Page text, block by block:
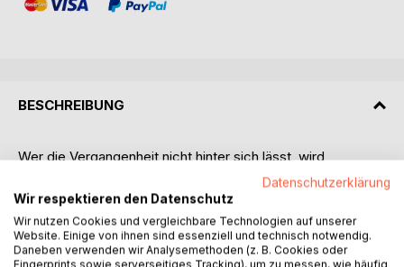
BESCHREIBUNG
Wer die Vergangenheit nicht hinter sich lässt, wird
~~~~~~~~~~~~~~~~~~~~~~~~~~~~~~~
Ein miserables, von heimsuchenden Erinnerungen
geprägtes Leben wird von einer Mission unterbrochen. Das
Ich der Vergangenheit läuft in der Gegenwart herum und
Datenschutzerklärung
Wir respektieren den Datenschutz
Wir nutzen Cookies und vergleichbare Technologien auf unserer
Website. Einige von ihnen sind essenziell und technisch notwendig.
Daneben verwenden wir Analysemethoden (z. B. Cookies oder
Fingerprints sowie serverseitiges Tracking), um zu messen, wie häufig